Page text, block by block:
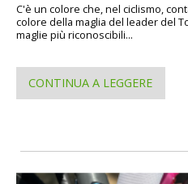
C'è un colore che, nel ciclismo,
colore della maglia del leader del
maglie più riconoscibili...
CONTINUA A LEGGERE